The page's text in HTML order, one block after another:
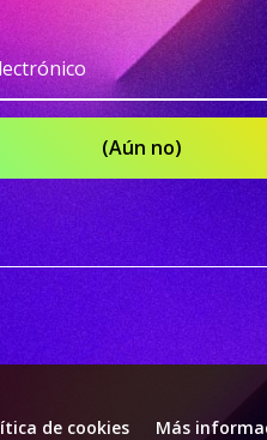
(Aún no)
de cookies Más